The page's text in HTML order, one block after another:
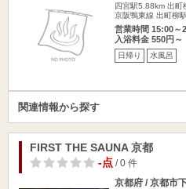
四宮駅5.88km 出町
京阪鴨東線 出町柳
営業時間 15:00～
入浴料金 550円～
日帰り 水風呂
関連情報から探す
FIRST THE SAUNA 京都
-点/ 0 件
京都府 / 京都市